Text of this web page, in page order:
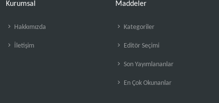
Kurumsal
Hakkımızda
İletişim
Maddeler
Kategoriler
Editör Seçimi
Son Yayımlananlar
En Çok Okunanlar